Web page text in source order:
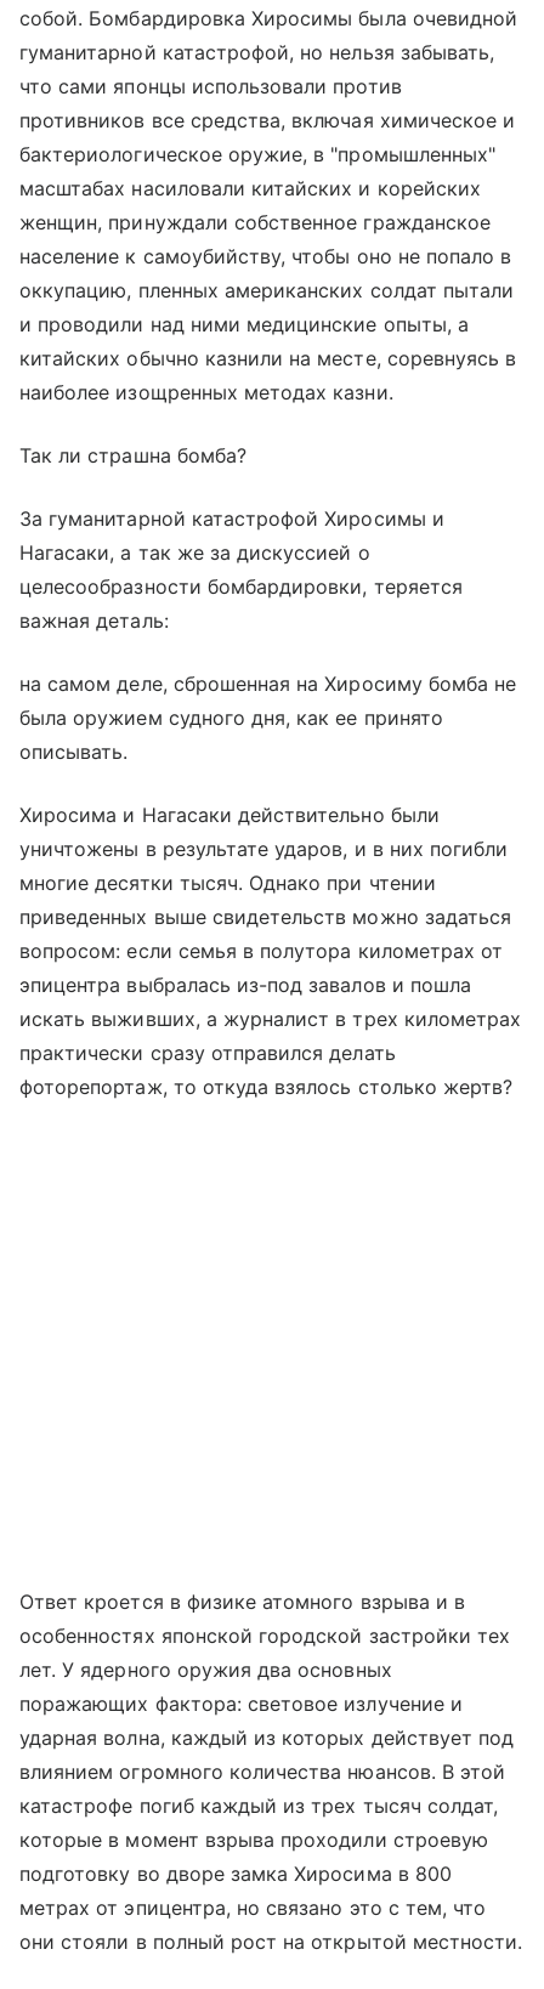
собой. Бомбардировка Хиросимы была очевидной
гуманитарной катастрофой, но нельзя забывать,
что сами японцы использовали против
противников все средства, включая химическое и
бактериологическое оружие, в "промышленных"
масштабах насиловали китайских и корейских
женщин, принуждали собственное гражданское
население к самоубийству, чтобы оно не попало в
оккупацию, пленных американских солдат пытали
и проводили над ними медицинские опыты, а
китайских обычно казнили на месте, соревнуясь в
наиболее изощренных методах казни.
Так ли страшна бомба?
За гуманитарной катастрофой Хиросимы и
Нагасаки, а так же за дискуссией о
целесообразности бомбардировки, теряется
важная деталь:
на самом деле, сброшенная на Хиросиму бомба не
была оружием судного дня, как ее принято
описывать.
Хиросима и Нагасаки действительно были
уничтожены в результате ударов, и в них погибли
многие десятки тысяч. Однако при чтении
приведенных выше свидетельств можно задаться
вопросом: если семья в полутора километрах от
эпицентра выбралась из-под завалов и пошла
искать выживших, а журналист в трех километрах
практически сразу отправился делать
фоторепортаж, то откуда взялось столько жертв?
Ответ кроется в физике атомного взрыва и в
особенностях японской городской застройки тех
лет. У ядерного оружия два основных
поражающих фактора: световое излучение и
ударная волна, каждый из которых действует под
влиянием огромного количества нюансов. В этой
катастрофе погиб каждый из трех тысяч солдат,
которые в момент взрыва проходили строевую
подготовку во дворе замка Хиросима в 800
метрах от эпицентра, но связано это с тем, что
они стояли в полный рост на открытой местности.